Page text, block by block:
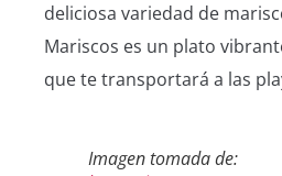
deliciosa variedad de
Mariscos es un plato
que te transportará a las
Imagen tomada de: